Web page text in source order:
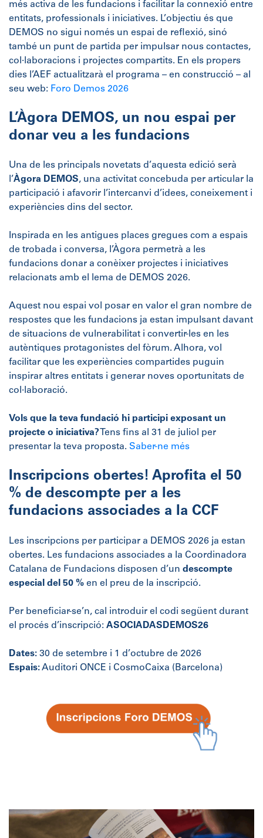
més activa de les fundacions i facilitar la connexió entre
entitats, professionals i iniciatives. L’objectiu és que
DEMOS no sigui només un espai de reflexió, sinó
també un punt de partida per impulsar nous contactes,
col·laboracions i projectes compartits. En els propers
dies l’AEF actualitzarà el programa – en construcció – al
seu web: Foro Demos 2026
L’Àgora DEMOS, un nou espai per
donar veu a les fundacions
Una de les principals novetats d’aquesta edició serà
l’Àgora DEMOS, una activitat concebuda per articular la
participació i afavorir l’intercanvi d’idees, coneixement i
experiències dins del sector.
Inspirada en les antigues places gregues com a espais
de trobada i conversa, l’Àgora permetrà a les
fundacions donar a conèixer projectes i iniciatives
relacionats amb el lema de DEMOS 2026.
Aquest nou espai vol posar en valor el gran nombre de
respostes que les fundacions ja estan impulsant davant
de situacions de vulnerabilitat i convertir-les en les
autèntiques protagonistes del fòrum. Alhora, vol
facilitar que les experiències compartides puguin
inspirar altres entitats i generar noves oportunitats de
col·laboració.
Vols que la teva fundació hi participi exposant un
projecte o iniciativa? Tens fins al 31 de juliol per
presentar la teva proposta. Saber-ne més
Inscripcions obertes! Aprofita el 50
% de descompte per a les
fundacions associades a la CCF
Les inscripcions per participar a DEMOS 2026 ja estan
obertes. Les fundacions associades a la Coordinadora
Catalana de Fundacions disposen d’un descompte
especial del 50 % en el preu de la inscripció.
Per beneficiar-se’n, cal introduir el codi següent durant
el procés d’inscripció: ASOCIADASDEMOS26
Dates: 30 de setembre i 1 d’octubre de 2026
Espais:Auditori ONCE i CosmoCaixa (Barcelona)